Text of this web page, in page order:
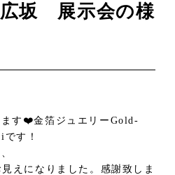
坂 展示会の様
す❤️金箔ジュエリーGold-
す！
えになりました。感謝致しま